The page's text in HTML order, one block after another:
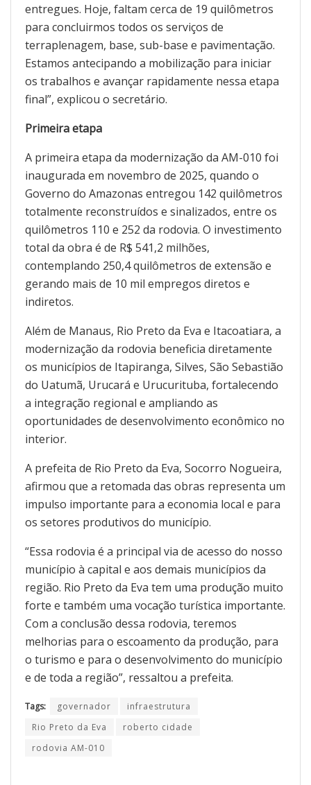
entregues. Hoje, faltam cerca de 19 quilômetros
para concluirmos todos os serviços de
terraplenagem, base, sub-base e pavimentação.
Estamos antecipando a mobilização para iniciar
os trabalhos e avançar rapidamente nessa etapa
final”, explicou o secretário.
Primeira etapa
A primeira etapa da modernização da AM-010 foi
inaugurada em novembro de 2025, quando o
Governo do Amazonas entregou 142 quilômetros
totalmente reconstruídos e sinalizados, entre os
quilômetros 110 e 252 da rodovia. O investimento
total da obra é de R$ 541,2 milhões,
contemplando 250,4 quilômetros de extensão e
gerando mais de 10 mil empregos diretos e
indiretos.
Além de Manaus, Rio Preto da Eva e Itacoatiara, a
modernização da rodovia beneficia diretamente
os municípios de Itapiranga, Silves, São Sebastião
do Uatumã, Urucará e Urucurituba, fortalecendo
a integração regional e ampliando as
oportunidades de desenvolvimento econômico no
interior.
A prefeita de Rio Preto da Eva, Socorro Nogueira,
afirmou que a retomada das obras representa um
impulso importante para a economia local e para
os setores produtivos do município.
“Essa rodovia é a principal via de acesso do nosso
município à capital e aos demais municípios da
região. Rio Preto da Eva tem uma produção muito
forte e também uma vocação turística importante.
Com a conclusão dessa rodovia, teremos
melhorias para o escoamento da produção, para
o turismo e para o desenvolvimento do município
e de toda a região”, ressaltou a prefeita.
Tags: governador
infraestrutura
Rio Preto da Eva
roberto cidade
rodovia AM-010